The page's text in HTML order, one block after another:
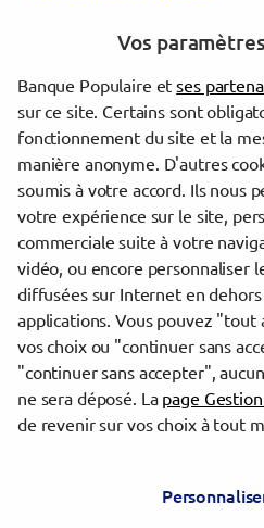
Miramont-de-Guyenne
Montayral
Saint-Sylvestre-sur-Lot
Monflanquin
Lavardac
Villeréal
Trouver une agence Banque
Lot-et-Garonne
Vos
Banque Populaire etses
sur ce site. Certains sont
fonctionnement du site et la
manière anonyme. D'autres
soumis à votre accord. Ils nous
votre expérience sur le site,
commerciale suite à votre
vidéo, ou encore personnaliser
diffusées sur Internet en
applications. Vous pouvez "tout
vos choix ou "continuer sans
"continuer sans accepter",
ne sera déposé. La page
de revenir sur vos choix à tout